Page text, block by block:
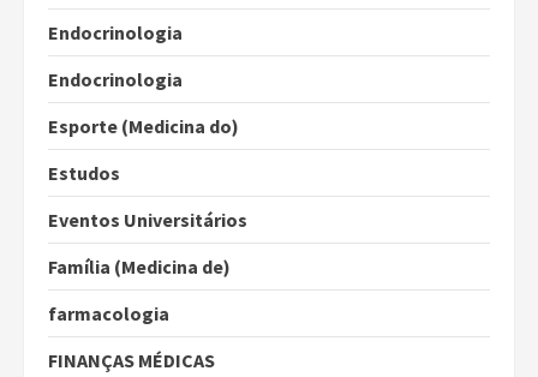
Endocrinologia
Endocrinologia
Esporte (Medicina do)
Estudos
Eventos Universitários
Família (Medicina de)
farmacologia
FINANÇAS MÉDICAS